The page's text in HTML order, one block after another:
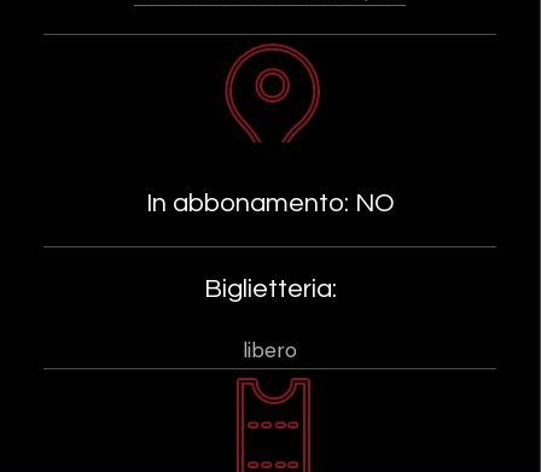
In abbonamento: NO
Biglietteria:
libero